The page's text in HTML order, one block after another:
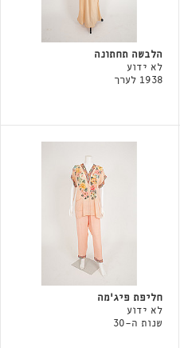
הלבשה תחתונה
לא ידוע
1938 לערך
חליפת פיג׳מה
לא ידוע
שנות ה-30